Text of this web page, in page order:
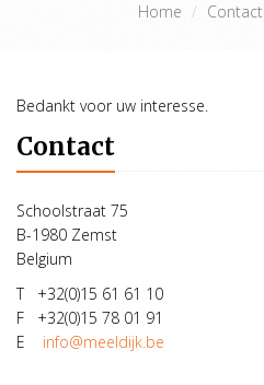
Home Contact
Bedankt voor uw interesse.
Contact
Schoolstraat 75
B-1980 Zemst
Belgium
T +32(0)15 61 61 10
F +32(0)15 78 01 91
E info@meeldijk.be